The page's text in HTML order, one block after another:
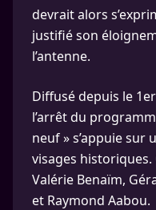
devrait alors
justifié son
l’antenne.
Diffusé depuis le
l’arrêt du
neuf » s’appuie sur
visages
Valérie Benaïm,
et Raymond Aabou.